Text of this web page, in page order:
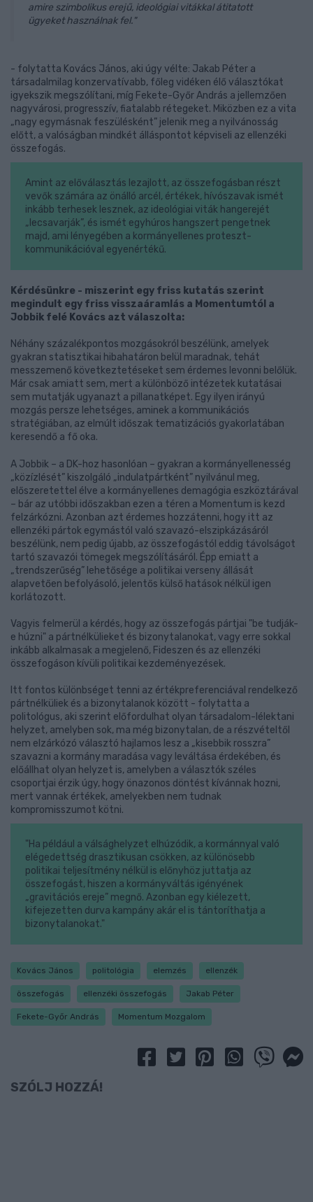
amire szimbolikus erejű, ideológiai vitákkal átitatott
ügyeket használnak fel."
- folytatta Kovács János, aki úgy vélte: Jakab Péter a
társadalmilag konzervatívabb, főleg vidéken élő választókat
igyekszik megszólítani, míg Fekete-Győr András a jellemzően
nagyvárosi, progresszív, fiatalabb rétegeket. Miközben ez a vita
„nagy egymásnak feszülésként” jelenik meg a nyilvánosság
előtt, a valóságban mindkét álláspontot képviseli az ellenzéki
összefogás.
Amint az előválasztás lezajlott, az összefogásban részt
vevők számára az önálló arcél, értékek, hívószavak ismét
inkább terhesek lesznek, az ideológiai viták hangerejét
„lecsavarják”, és ismét egyhúros hangszert pengetnek
majd, ami lényegében a kormányellenes proteszt-
kommunikációval egyenértékű.
Kérdésünkre - miszerint egy friss kutatás szerint
megindult egy friss visszaáramlás a Momentumtól a
Jobbik felé Kovács azt válaszolta:
Néhány százalékpontos mozgásokról beszélünk, amelyek
gyakran statisztikai hibahatáron belül maradnak, tehát
messzemenő következtetéseket sem érdemes levonni belőlük.
Már csak amiatt sem, mert a különböző intézetek kutatásai
sem mutatják ugyanazt a pillanatképet. Egy ilyen irányú
mozgás persze lehetséges, aminek a kommunikációs
stratégiában, az elmúlt időszak tematizációs gyakorlatában
keresendő a fő oka.
A Jobbik – a DK-hoz hasonlóan – gyakran a kormányellenesség
„közízlését” kiszolgáló „indulatpártként” nyilvánul meg,
előszeretettel élve a kormányellenes demagógia eszköztárával
– bár az utóbbi időszakban ezen a téren a Momentum is kezd
felzárkózni. Azonban azt érdemes hozzátenni, hogy itt az
ellenzéki pártok egymástól való szavazó-elszipkázásáról
beszélünk, nem pedig újabb, az összefogástól eddig távolságot
tartó szavazói tömegek megszólításáról. Épp emiatt a
„trendszerűség” lehetősége a politikai verseny állását
alapvetően befolyásoló, jelentős külső hatások nélkül igen
korlátozott.
Vagyis felmerül a kérdés, hogy az összefogás pártjai "be tudják-
e húzni" a pártnélkülieket és bizonytalanokat, vagy erre sokkal
inkább alkalmasak a megjelenő, Fideszen és az ellenzéki
összefogáson kívüli politikai kezdeményezések.
Itt fontos különbséget tenni az értékpreferenciával rendelkező
pártnélküliek és a bizonytalanok között - folytatta a
politológus, aki szerint előfordulhat olyan társadalom-lélektani
helyzet, amelyben sok, ma még bizonytalan, de a részvételtől
nem elzárkózó választó hajlamos lesz a „kisebbik rosszra”
szavazni a kormány maradása vagy leváltása érdekében, és
előállhat olyan helyzet is, amelyben a választók széles
csoportjai érzik úgy, hogy önazonos döntést kívánnak hozni,
mert vannak értékek, amelyekben nem tudnak
kompromisszumot kötni.
"Ha például a válsághelyzet elhúzódik, a kormánnyal való
elégedettség drasztikusan csökken, az különösebb
politikai teljesítmény nélkül is előnyhöz juttatja az
összefogást, hiszen a kormányváltás igényének
„gravitációs ereje” megnő. Azonban egy kiélezett,
kifejezetten durva kampány akár el is tántoríthatja a
bizonytalanokat."
Kovács János politológia elemzés ellenzék
összefogás ellenzéki összefogás Jakab Péter
Fekete-Győr András Momentum Mozgalom
SZÓLJ HOZZÁ!